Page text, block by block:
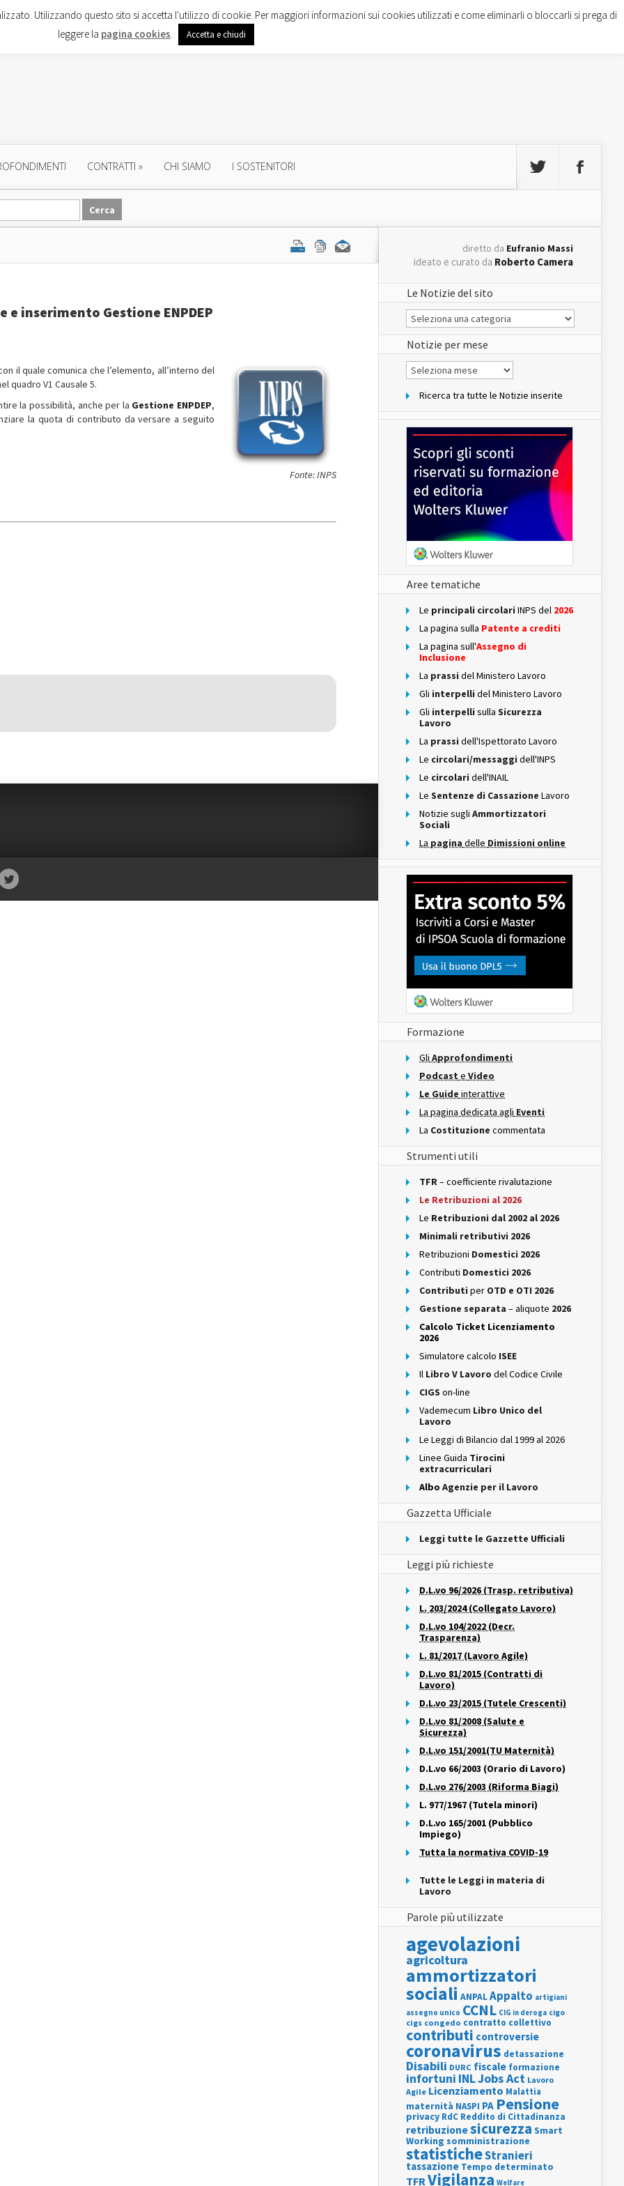
CONTRATTI » CHI SIAMO I SOSTENITORI
e inserimento Gestione ENPDEP
il quale comunica che l’elemento, all’interno del
quadro V1 Causale 5.
la possibilità, anche per la Gestione ENPDEP,
la quota di contributo da versare a seguito
Fonte: INPS
diretto da Eufranio Massi
ideato e curato da Roberto Camera
Le Notizie del sito
Le
Notizie
del
sito
Notizie per mese
Notizie
per
Ricerca tra tutte le Notizie inserite
Aree tematiche
Le principali circolari INPS del 2026
La pagina sulla Patente a crediti
La pagina sull'Assegno di
Inclusione
La prassi del Ministero Lavoro
Gli interpelli del Ministero Lavoro
Gli interpelli sulla Sicurezza
Lavoro
La prassi dell'Ispettorato Lavoro
Le circolari/messaggi dell'INPS
Le circolari dell'INAIL
Le Sentenze di Cassazione Lavoro
Notizie sugli Ammortizzatori
Sociali
La pagina delle Dimissioni online
Formazione
Gli Approfondimenti
Podcast e Video
Le Guide interattive
La pagina dedicata agli Eventi
La Costituzione commentata
Strumenti utili
TFR– coefficiente rivalutazione
Le Retribuzioni al 2026
Le Retribuzioni dal 2002 al 2026
Minimali retributivi 2026
Retribuzioni Domestici 2026
Contributi Domestici 2026
Contributi per OTD e OTI 2026
Gestione separata – aliquote 2026
Calcolo Ticket Licenziamento
2026
Simulatore calcolo ISEE
Il Libro V Lavoro del Codice Civile
CIGS on-line
Vademecum Libro Unico del
Lavoro
Le Leggi di Bilancio dal 1999 al 2026
Linee Guida Tirocini
extracurriculari
Albo Agenzie per il Lavoro
Gazzetta Ufficiale
Leggi tutte le Gazzette Ufficiali
Leggi più richieste
D.L.vo 96/2026 (Trasp. retributiva)
L. 203/2024 (Collegato Lavoro)
D.L.vo 104/2022 (Decr.
Trasparenza)
L. 81/2017 (Lavoro Agile)
D.L.vo 81/2015 (Contratti di
Lavoro)
D.L.vo 23/2015 (Tutele Crescenti)
D.L.vo 81/2008 (Salute e
Sicurezza)
D.L.vo 151/2001(TU Maternità)
D.L.vo 66/2003 (Orario di Lavoro)
D.L.vo 276/2003 (Riforma Biagi)
L. 977/1967 (Tutela minori)
D.L.vo 165/2001 (Pubblico
Impiego)
Tutta la normativa COVID-19
Tutte le Leggi in materia di
Lavoro
Parole più utilizzate
agevolazioni
agricoltura
ammortizzatori
sociali ANPALAppalto artigiani
assegno unico CCNL CIG in deroga cigo
cigs congedo contratto collettivo
contributi controversie
coronavirus detassazione
Disabili DURC fiscale formazione
infortuni INLJobs Act Lavoro
Agile Licenziamento Malattia
maternità NASPI PA Pensione
privacy RdC Reddito di Cittadinanza
retribuzionesicurezza Smart
Working somministrazione
statisticheStranieri
tassazione Tempo determinato
TFRVigilanza Welfare
Utilizzando questo sito si accetta l'utilizzo di cookie. Per maggiori informazioni sui cookies utilizzati e come eliminarli o bloccarli si prega di
leggere la pagina cookies. Accetta e chiudi